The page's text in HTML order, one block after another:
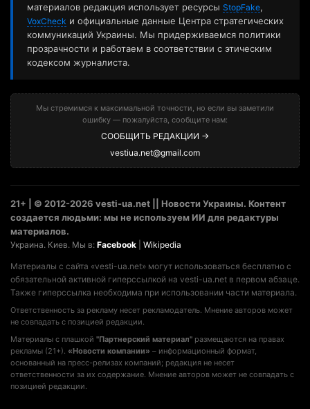
материалов редакция использует ресурсы StopFake,
VoxCheck и официальные данные Центра стратегических
коммуникаций Украины. Мы придерживаемся политики
прозрачности и работаем в соответствии с этическим
кодексом журналиста.
Мы стремимся к максимальной точности, но если вы заметили
ошибку — пожалуйста, сообщите нам:
СООБЩИТЬ РЕДАКЦИИ →
vestiua.net@gmail.com
21+ | © 2012-2026 vesti-ua.net || Новости Украины. Контент
создается людьми: мы не используем ИИ для редактуры
материалов.
Украина. Киев. Мы в: Facebook Wikipedia
Материалы с сайта «vesti-ua.net» могут использоваться бесплатно с
обязательной активной гиперссылкой на vesti-ua.net в первом абзаце.
Также гиперссылка необходима при использовании части материала.
Ответственность за рекламу несет рекламодатель. Мнение авторов может
не совпадать с позицией редакции.
Материалы с плашкой "Партнерский материал" размещаются на правах
рекламы (21+). «Новости компании» – информационный формат,
основанный на пресс-релизах компаний; редакция не несет
ответственности за их содержание. Мнение авторов может не совпадать с
позицией редакции.